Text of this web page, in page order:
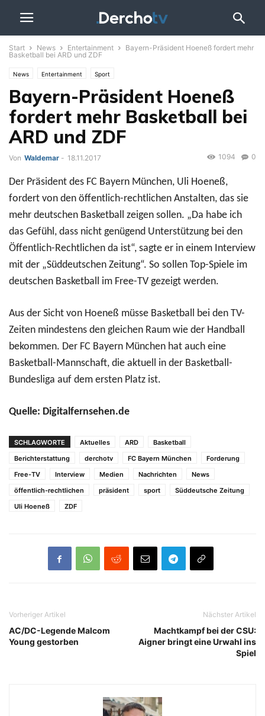
Start News Entertainment
Bayern-Präsident Hoeneß fordert mehr
Basketball bei ARD und ZDF
News Entertainment Sport
Bayern-Präsident Hoeneß
fordert mehr Basketball bei
ARD und ZDF
Von Waldemar - 18.11.2017 0
1094
Der Präsident des FC Bayern München, Uli Hoeneß,
fordert von den öffentlich-rechtlichen Anstalten, das sie
mehr deutschen Basketball zeigen sollen. „Da habe ich
das Gefühl, dass nicht genügend Unterstützung bei den
Öffentlich-Rechtlichen da ist“, sagte er in einem Interview
mit der „Süddeutschen Zeitung“. So sollen Top-Spiele im
deutschen Basketball im Free-TV gezeigt werden.
Aus der Sicht von Hoeneß müsse Basketball bei den TV-
Zeiten mindestens den gleichen Raum wie der Handball
bekommen. Der FC Bayern München hat auch eine
Basketball-Mannschaft, die aktuell in der Basketball-
Bundesliga auf dem ersten Platz ist.
Quelle: Digitalfernsehen.de
SCHLAGWORTE Aktuelles ARD
Basketball
Berichterstattung
derchotv FC Bayern München
Forderung
Free-TV
Interview Medien Nachrichten
News
öffentlich-rechtlichen
präsident sport
Süddeutsche Zeitung
Uli Hoeneß
ZDF
Vorheriger Artikel
AC/DC-Legende Malcom
Young gestorben
Nächster Artikel
Machtkampf bei der CSU:
Aigner bringt eine Urwahl ins
Spiel